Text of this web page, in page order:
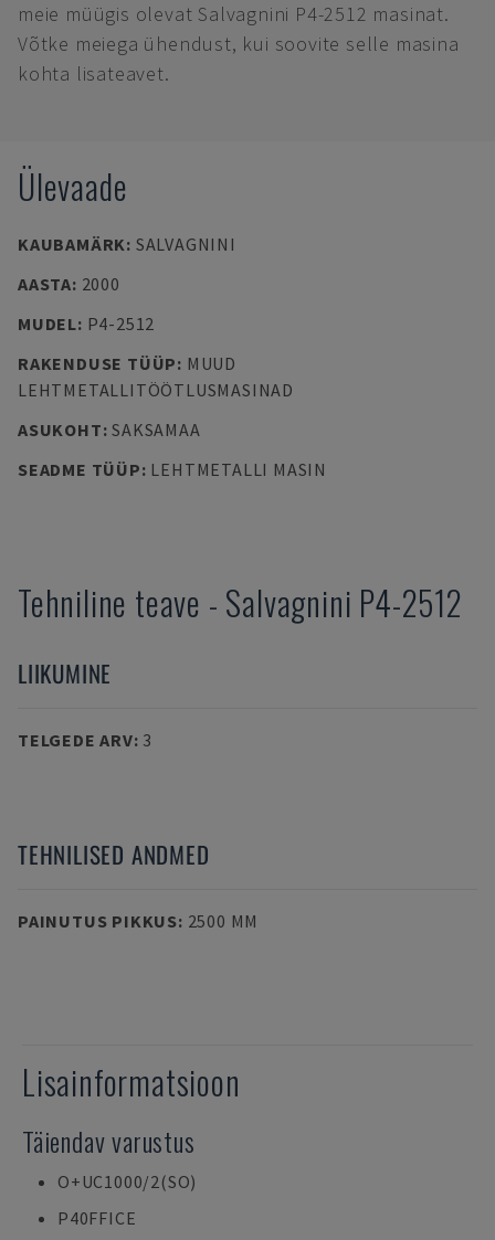
meie müügis olevat Salvagnini P4-2512 masinat.
Võtke meiega ühendust, kui soovite selle masina
kohta lisateavet.
Ülevaade
KAUBAMÄRK: SALVAGNINI
AASTA: 2000
MUDEL: P4-2512
RAKENDUSE TÜÜP: MUUD
LEHTMETALLITÖÖTLUSMASINAD
ASUKOHT:SAKSAMAA
SEADME TÜÜP: LEHTMETALLI MASIN
Tehniline teave - Salvagnini P4-2512
LIIKUMINE
TELGEDE ARV: 3
TEHNILISED ANDMED
PAINUTUS PIKKUS: 2500 MM
Lisainformatsioon
Täiendav varustus
O+UC1000/2(SO)
P40FFICE